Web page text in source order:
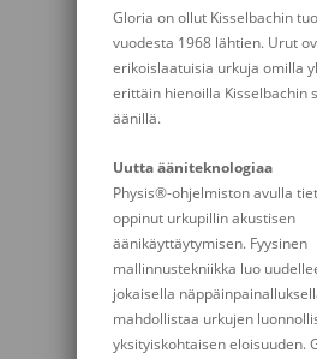
Gloria on ollut Kisselbachin
vuodesta 1968 lähtien. Urut
erikoislaatuisia urkuja omilla
erittäin hienoilla Kisselbachin
äänillä.
Uutta ääniteknologiaa
Physis®-ohjelmiston avulla
oppinut urkupillin akustisen
äänikäyttäytymisen. Fyysinen
mallinnustekniikka luo
jokaisella
mahdollistaa urkujen
yksityiskohtaisen eloisuuden.